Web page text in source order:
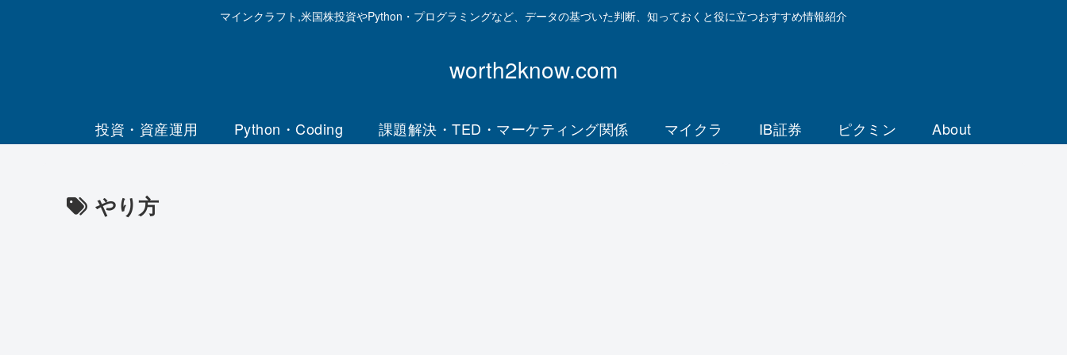
マインクラフト,米国株投資やPython・プログラミングなど、データの基づいた判断、知っておくと役に立つおすすめ情報紹介
worth2know.com
投資・資産運用 Python・Coding 課題解決・TED・マーケティング関係 マイクラ IB証券 ピクミン About
やり方